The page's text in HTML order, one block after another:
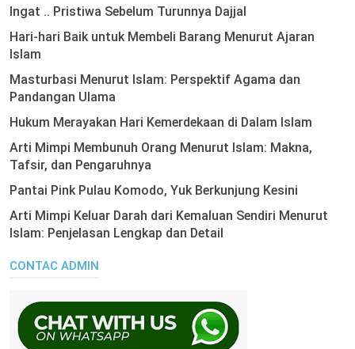
Ingat .. Pristiwa Sebelum Turunnya Dajjal
Hari-hari Baik untuk Membeli Barang Menurut Ajaran
Islam
Masturbasi Menurut Islam: Perspektif Agama dan
Pandangan Ulama
Hukum Merayakan Hari Kemerdekaan di Dalam Islam
Arti Mimpi Membunuh Orang Menurut Islam: Makna,
Tafsir, dan Pengaruhnya
Pantai Pink Pulau Komodo, Yuk Berkunjung Kesini
Arti Mimpi Keluar Darah dari Kemaluan Sendiri Menurut
Islam: Penjelasan Lengkap dan Detail
CONTAC ADMIN